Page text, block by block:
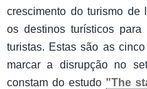
crescimento do turismo de
os destinos turísticos para
turistas. Estas são as
marcar a disrupção no
constam do estudo "The